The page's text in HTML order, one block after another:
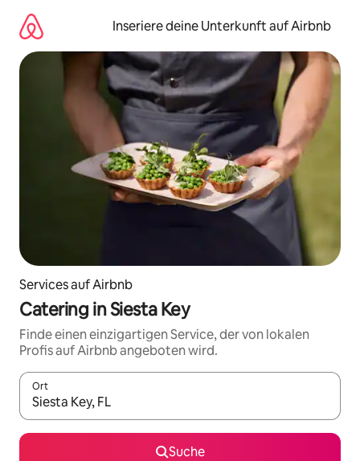
Inhalten
springen
Inseriere deine Unterkunft auf Airbnb
Services auf Airbnb
Catering in Siesta Key
Finde einen einzigartigen Service, der von lokalen
Profis auf Airbnb angeboten wird.
Ort
Wenn Ergebnisse verfügbar sind, navigiere mit den
Suche